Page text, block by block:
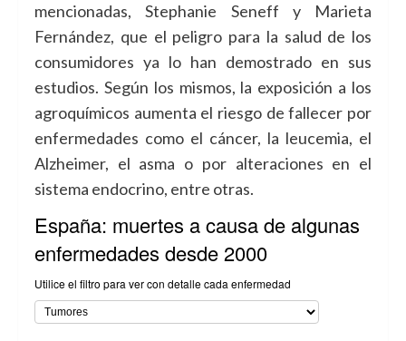
mencionadas, Stephanie Seneff y Marieta
Fernández, que el peligro para la salud de los
consumidores ya lo han demostrado en sus
estudios. Según los mismos, la exposición a los
agroquímicos aumenta el riesgo de fallecer por
enfermedades como el cáncer, la leucemia, el
Alzheimer, el asma o por alteraciones en el
sistema endocrino, entre otras.